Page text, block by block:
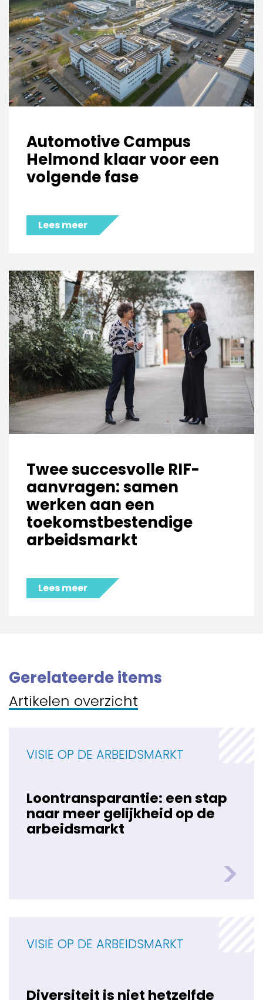
Automotive Campus
Helmond klaar voor een
volgende fase
Lees meer
Twee succesvolle RIF-
aanvragen: samen
werken aan een
toekomstbestendige
arbeidsmarkt
Lees meer
Gerelateerde items
Artikelen overzicht
VISIE OP DE ARBEIDSMARKT
Loontransparantie: een stap
naar meer gelijkheid op de
arbeidsmarkt
VISIE OP DE ARBEIDSMARKT
Diversiteit is niet hetzelfde